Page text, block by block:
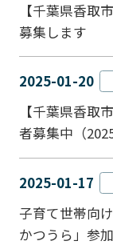
【千葉県香取
募集します
2025-01-20
【千葉県香取
者募集中（
2025-01-17
子育て世帯向
かつうら」参